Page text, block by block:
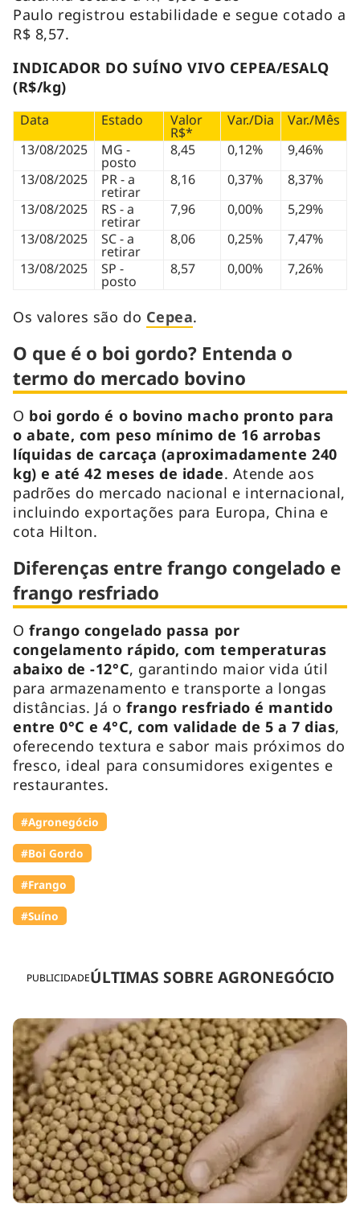
PUBLICIDADEÚLTIMAS SOBRE AGRONEGÓCIO
Paulo registrou estabilidade e segue cotado a
R$ 8,57.
INDICADOR DO SUÍNO VIVO CEPEA/ESALQ
(R$/kg)
Data Estado Valor
R$*
Var./Dia
Var./Mês
13/08/2025
MG -
posto
8,45 0,12%
9,46%
13/08/2025
PR - a
retirar
8,16 0,37%
8,37%
13/08/2025
RS - a
retirar
7,96 0,00%
5,29%
13/08/2025
SC - a
retirar
8,06 0,25%
7,47%
13/08/2025
SP -
posto
8,57 0,00% 7,26%
Os valores são do Cepea.
O que é o boi gordo? Entenda o
termo do mercado bovino
O boi gordo é o bovino macho pronto para
o abate, com peso mínimo de 16 arrobas
líquidas de carcaça (aproximadamente 240
kg) e até 42 meses de idade. Atende aos
padrões do mercado nacional e internacional,
incluindo exportações para Europa, China e
cota Hilton.
Diferenças entre frango congelado e
frango resfriado
O frango congelado passa por
congelamento rápido, com temperaturas
abaixo de -12°C, garantindo maior vida útil
para armazenamento e transporte a longas
distâncias. Já o frango resfriado é mantido
entre 0°C e 4°C, com validade de 5 a 7 dias,
oferecendo textura e sabor mais próximos do
fresco, ideal para consumidores exigentes e
restaurantes.
#Agronegócio
#Boi Gordo
#Frango
#Suíno